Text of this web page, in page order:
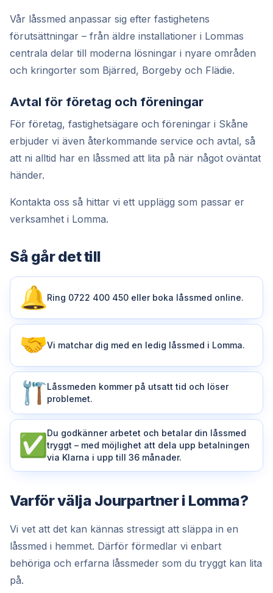
Vår låssmed anpassar sig efter fastighetens
förutsättningar – från äldre installationer i Lommas
centrala delar till moderna lösningar i nyare områden
och kringorter som Bjärred, Borgeby och Flädie.
Avtal för företag och föreningar
För företag, fastighetsägare och föreningar i Skåne
erbjuder vi även återkommande service och avtal, så
att ni alltid har en låssmed att lita på när något oväntat
händer.
Kontakta oss så hittar vi ett upplägg som passar er
verksamhet i Lomma.
Så går det till
Ring 0722 400 450 eller boka låssmed online.
Vi matchar dig med en ledig låssmed i Lomma.
Låssmeden kommer på utsatt tid och löser
problemet.
Du godkänner arbetet och betalar din låssmed
tryggt – med möjlighet att dela upp betalningen
via Klarna i upp till 36 månader.
Varför välja Jourpartner i Lomma?
Vi vet att det kan kännas stressigt att släppa in en
låssmed i hemmet. Därför förmedlar vi enbart
behöriga och erfarna låssmeder som du tryggt kan lita
på.